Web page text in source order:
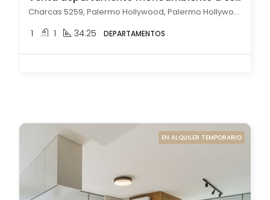
Charcas 5259, Palermo Hollywood, Palermo Hollywood, Capital Federal
1 1 34.25 DEPARTAMENTOS
EN ALQUILER TEMPORARIO